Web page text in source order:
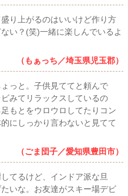
り上がるのはいいけど作り方
い？(笑)一緒に楽しんでいるよ
（もぁっち／埼玉県児玉郡）
っと。子供見ててと頼んで
みてリラックスしているの
もとをウロウロしてたりコン
にしっかり言わないと見てて
（ごま団子／愛知県豊田市）
てるけど、インドア派な旦
いな。お友達がスキー場デビ